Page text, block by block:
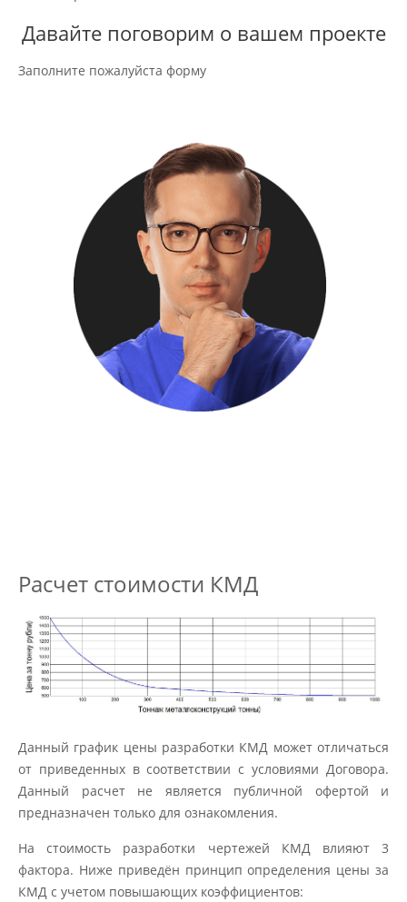
Давайте поговорим о вашем проекте
Заполните пожалуйста форму
Расчет стоимости КМД
Данный график цены разработки КМД может отличаться
от приведенных в соответствии с условиями Договора.
Данный расчет не является публичной офертой и
предназначен только для ознакомления.
На стоимость разработки чертежей КМД влияют 3
фактора. Ниже приведён принцип определения цены за
КМД с учетом повышающих коэффициентов: